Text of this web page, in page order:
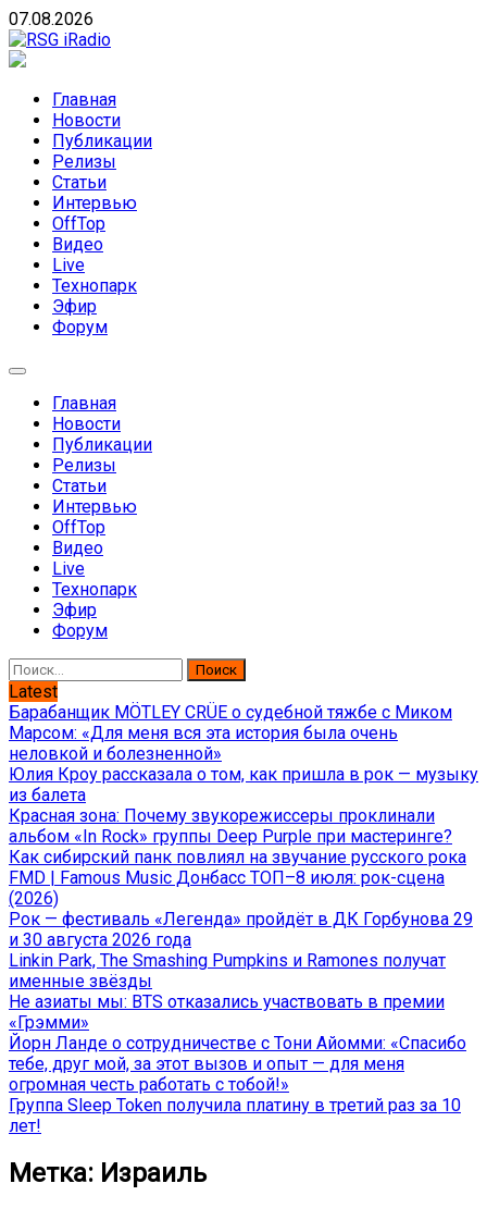
Skip
to
content
07.08.2026
направлений без возрастных ограничений
Главная
Новости
Публикации
Релизы
Статьи
Интервью
OffTop
Видео
Live
Технопарк
Эфир
Форум
Главная
Новости
Публикации
Релизы
Статьи
Интервью
OffTop
Видео
Live
Технопарк
Эфир
Форум
Найти:
Latest
Барабанщик MÖTLEY CRÜE о судебной тяжбе с Миком
Марсом: «Для меня вся эта история была очень
неловкой и болезненной»
Юлия Кроу рассказала о том, как пришла в рок — музыку
из балета
Красная зона: Почему звукорежиссеры проклинали
альбом «In Rock» группы Deep Purple при мастеринге?
Как сибирский панк повлиял на звучание русского рока
FMD | Famous Music Донбасс ТОП–8 июля: рок-сцена
(2026)
Рок — фестиваль «Легенда» пройдёт в ДК Горбунова 29
и 30 августа 2026 года
Linkin Park, The Smashing Pumpkins и Ramones получат
именные звёзды
Не азиаты мы: BTS отказались участвовать в премии
«Грэмми»
Йорн Ланде о сотрудничестве с Тони Айомми: «Спасибо
тебе, друг мой, за этот вызов и опыт — для меня
огромная честь работать с тобой!»
Группа Sleep Token получила платину в третий раз за 10
лет!
Метка: Израиль